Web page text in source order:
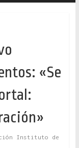
«Se
Instituto de